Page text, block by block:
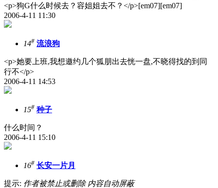
<p>狗G什么时候去？容姐姐去不？</p>[em07][em07]
2006-4-11 11:30
14# 流浪狗
<p>她要上班,我想邀约几个狐朋出去恍一盘,不晓得找的到同
行不</p>
2006-4-11 14:53
15# 种子
什么时间？
2006-4-11 15:10
16# 长安一片月
提示: 作者被禁止或删除 内容自动屏蔽